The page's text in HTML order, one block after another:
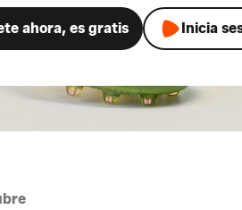
ahora, es gratis Inicia